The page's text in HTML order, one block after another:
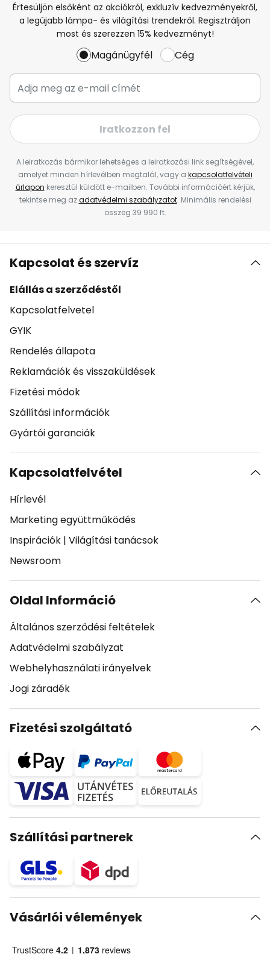
Értesüljön elsőként az akciókról, exkluzív kedvezményekről,
a legújabb lámpa- és világítási trendekről. Regisztráljon
most és szerezzen 15% kedvezményt!
Magánügyfél Cég
Iratkozzon fel
A leiratkozás bármikor lehetséges a leiratkozási link segítségével,
amelyet minden hírlevélben megtalál, vagy a kapcsolatfelvételi
űrlapon keresztül küldött e-mailben. További információért kérjük,
tekintse meg azadatvédelmi szabályzatot. Minimális rendelési
összeg 39 990 ft.
Kapcsolat és szervíz
Elállás a szerződéstől
Kapcsolatfelvetel
GYIK
Rendelés állapota
Reklamációk és visszaküldések
Fizetési módok
Szállítási információk
Gyártói garanciák
Kapcsolatfelvétel
Hírlevél
Marketing együttműködés
Inspirációk | Világítási tanácsok
Newsroom
Oldal Információ
Általános szerződési feltételek
Adatvédelmi szabályzat
Webhelyhasználati irányelvek
Jogi záradék
Fizetési szolgáltató
Szállítási partnerek
Vásárlói vélemények